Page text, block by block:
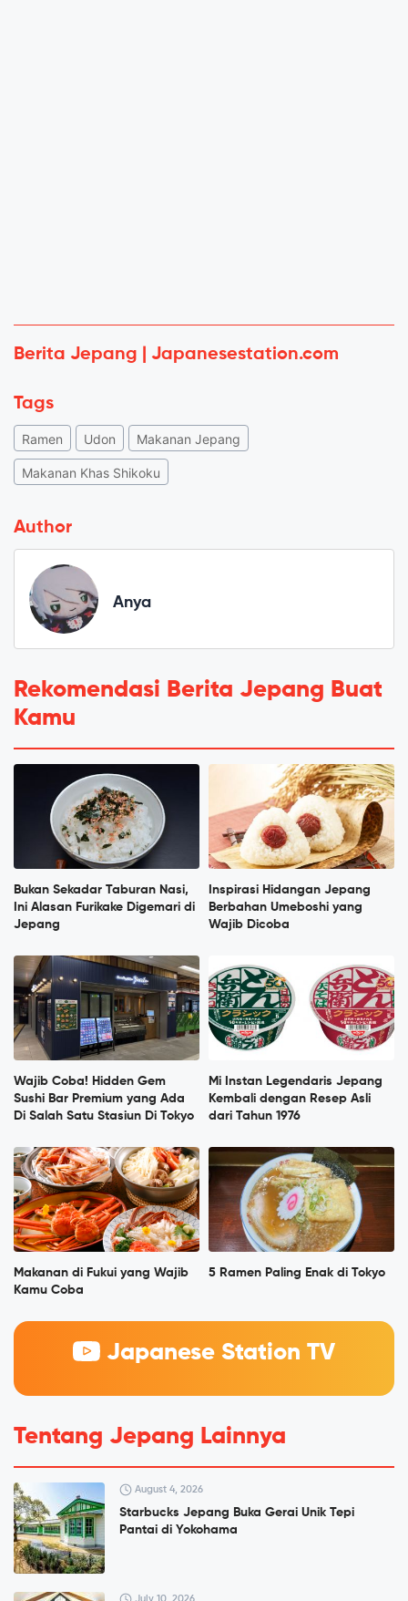
Berita Jepang | Japanesestation.com
Tags
Ramen Udon Makanan Jepang
Makanan Khas Shikoku
Author
Anya
Rekomendasi Berita Jepang Buat
Kamu
Bukan Sekadar Taburan Nasi,
Ini Alasan Furikake Digemari di
Jepang
Inspirasi Hidangan Jepang
Berbahan Umeboshi yang
Wajib Dicoba
Wajib Coba! Hidden Gem
Sushi Bar Premium yang Ada
Di Salah Satu Stasiun Di Tokyo
Mi Instan Legendaris Jepang
Kembali dengan Resep Asli
dari Tahun 1976
Makanan di Fukui yang Wajib
Kamu Coba
5 Ramen Paling Enak di Tokyo
Japanese Station TV
Tentang Jepang Lainnya
August 4, 2026
Starbucks Jepang Buka Gerai Unik Tepi
Pantai di Yokohama